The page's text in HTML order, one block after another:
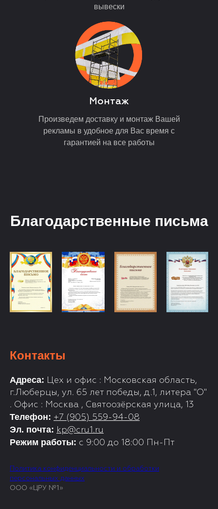
вывески
Произведем доставку и монтаж Вашей
рекламы в удобное для Вас время с
гарантией на все работы
Монтаж
Благодарственные письма
Контакты
Адреса: Цех и офис : Московская область,
г.Люберцы, ул. 65 лет победы, д.1, литера "О"
. Офис : Москва , Святоозёрская улица, 13
Телефон: +7 (905) 559-94-08
Эл. почта: kp@cru1.ru
Режим работы: с 9:00 до 18:00 Пн-Пт
Политика конфиденциальности и обработки
персональных данных
ООО «ЦРУ №1»